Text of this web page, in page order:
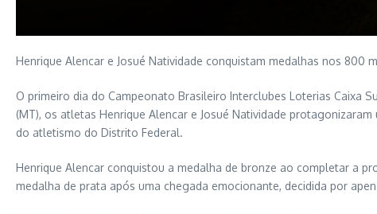
Henrique Alencar e Josué Natividade conquistam medalhas nos
O primeiro dia do Campeonato Brasileiro Interclubes Loterias Caixa
(MT), os atletas Henrique Alencar e Josué Natividade
do atletismo do Distrito Federal.
Henrique Alencar conquistou a medalha de bronze ao completar a
medalha de prata após uma chegada emocionante, decidida por